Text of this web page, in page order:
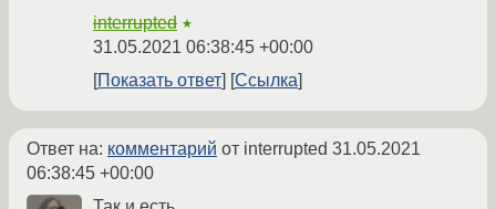
interrupted ★
31.05.2021 06:38:45 +00:00
Показать ответ
Ссылка
Ответ на: комментарий от interrupted 31.05.2021
06:38:45 +00:00